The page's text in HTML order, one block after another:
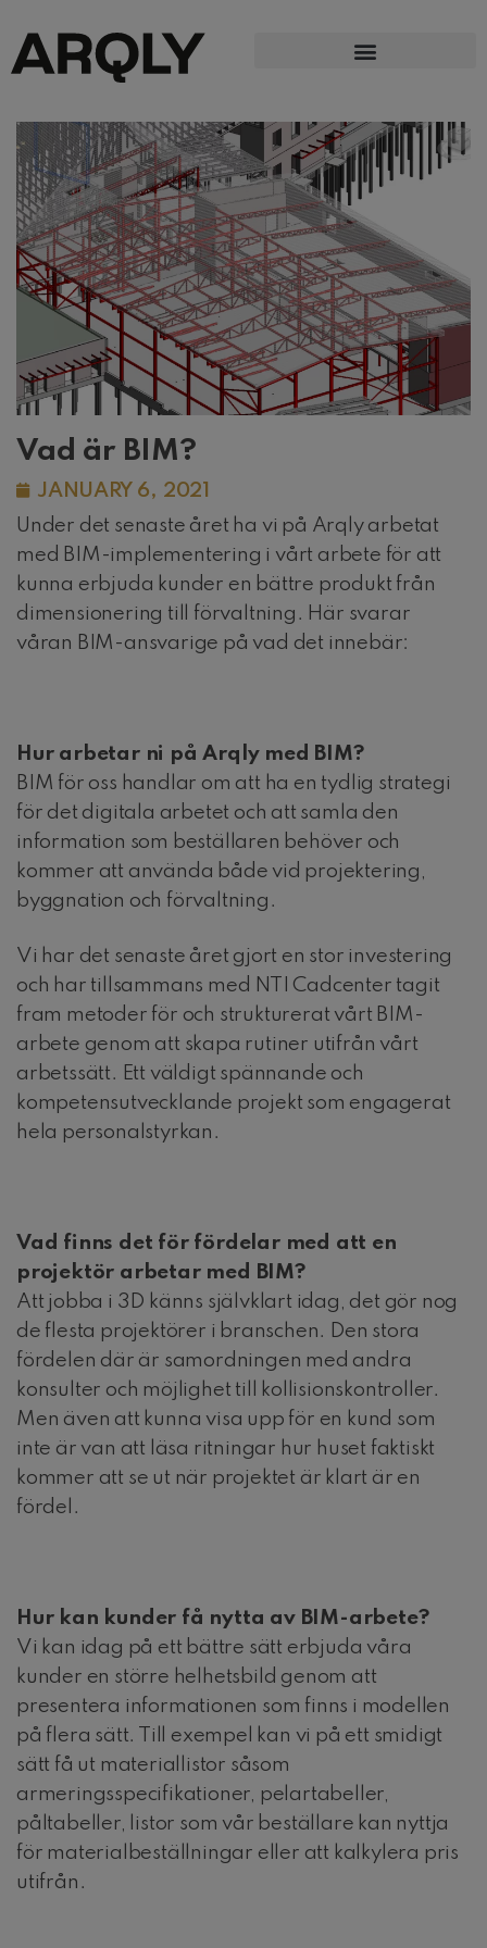
Vad är BIM?
JANUARY 6, 2021
Under det senaste året ha vi på Arqly arbetat
med BIM-implementering i vårt arbete för att
kunna erbjuda kunder en bättre produkt från
dimensionering till förvaltning. Här svarar
våran BIM-ansvarige på vad det innebär:
Hur arbetar ni på Arqly med BIM?
BIM för oss handlar om att ha en tydlig strategi
för det digitala arbetet och att samla den
information som beställaren behöver och
kommer att använda både vid projektering,
byggnation och förvaltning.
Vi har det senaste året gjort en stor investering
och har tillsammans med NTI Cadcenter tagit
fram metoder för och strukturerat vårt BIM-
arbete genom att skapa rutiner utifrån vårt
arbetssätt. Ett väldigt spännande och
kompetensutvecklande projekt som engagerat
hela personalstyrkan.
Vad finns det för fördelar med att en
projektör arbetar med BIM?
Att jobba i 3D känns självklart idag, det gör nog
de flesta projektörer i branschen. Den stora
fördelen där är samordningen med andra
konsulter och möjlighet till kollisionskontroller.
Men även att kunna visa upp för en kund som
inte är van att läsa ritningar hur huset faktiskt
kommer att se ut när projektet är klart är en
fördel.
Hur kan kunder få nytta av BIM-arbete?
Vi kan idag på ett bättre sätt erbjuda våra
kunder en större helhetsbild genom att
presentera informationen som finns i modellen
på flera sätt. Till exempel kan vi på ett smidigt
sätt få ut materiallistor såsom
armeringsspecifikationer, pelartabeller,
påltabeller, listor som vår beställare kan nyttja
för materialbeställningar eller att kalkylera pris
utifrån.